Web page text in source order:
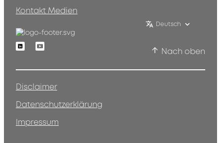
Kontakt Medien
Deutsch
LinkedinYoutube
Nach oben
Disclaimer
Datenschutzerklärung
Impressum